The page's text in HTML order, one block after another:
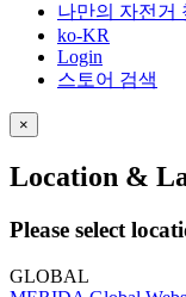
나만의 자전거
ko-KR
Login
스토어 검색
×
Location &
Please select
GLOBAL